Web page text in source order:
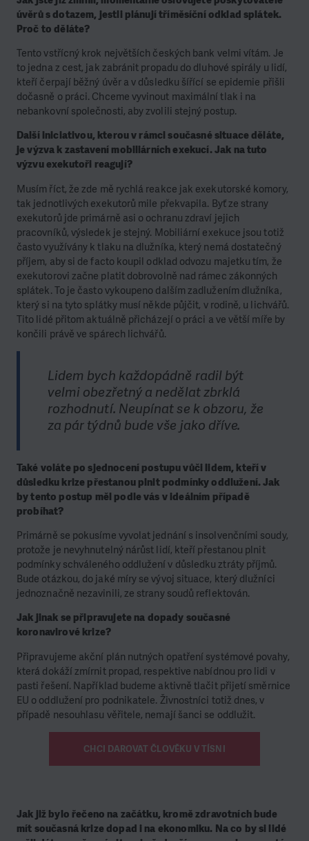
úvěrů s dotazem, jestli plánují tříměsíční odklad splátek.
Proč to děláte?
Tento vstřícný krok největších českých bank velmi vítám. Je
to jedna z cest, jak zabránit propadu do dluhové spirály u lidí,
kteří čerpají běžný úvěr a v důsledku šířící se epidemie přišli
dočasně o práci. Chceme vyvinout maximální tlak i na
nebankovní společnosti, aby zvolili stejný postup.
Další iniciativou, kterou v rámci současné situace děláte,
je výzva k zastavení mobiliárních exekucí. Jak na tuto
výzvu exekutoři reagují?
Musím říct, že zde mě rychlá reakce jak exekutorské komory,
tak jednotlivých exekutorů mile překvapila. Byť ze strany
exekutorů jde primárně asi o ochranu zdraví jejich
pracovníků, výsledek je stejný. Mobiliární exekuce jsou totiž
často využívány k tlaku na dlužníka, který nemá dostatečný
příjem, aby si de facto koupil odklad odvozu majetku tím, že
exekutorovi začne platit dobrovolně nad rámec zákonných
splátek. To je často vykoupeno dalším zadlužením dlužníka,
který si na tyto splátky musí někde půjčit, v rodině, u lichvářů.
Tito lidé přitom aktuálně přicházejí o práci a ve větší míře by
končili právě ve spárech lichvářů.
Lidem bych každopádně radil být
velmi obezřetný a nedělat zbrklá
rozhodnutí. Neupínat se k obzoru, že
za pár týdnů bude vše jako dříve.
Také voláte po sjednocení postupu vůči lidem, kteří v
důsledku krize přestanou plnit podmínky oddlužení. Jak
by tento postup měl podle vás v ideálním případě
probíhat?
Primárně se pokusíme vyvolat jednání s insolvenčními soudy,
protože je nevyhnutelný nárůst lidí, kteří přestanou plnit
podmínky schváleného oddlužení v důsledku ztráty příjmů.
Bude otázkou, do jaké míry se vývoj situace, který dlužníci
jednoznačně nezavinili, ze strany soudů reflektován.
Jak jinak se připravujete na dopady současné
koronavirové krize?
Připravujeme akční plán nutných opatření systémové povahy,
která dokáží zmírnit propad, respektive nabídnou pro lidi v
pasti řešení. Například budeme aktivně tlačit přijetí směrnice
EU o oddlužení pro podnikatele. Živnostníci totiž dnes, v
případě nesouhlasu věřitele, nemají šanci se oddlužit.
CHCI DAROVAT ČLOVĚKU V TÍSNI
Jak již bylo řečeno na začátku, kromě zdravotních bude
mít současná krize dopad i na ekonomiku. Na co by si lidé